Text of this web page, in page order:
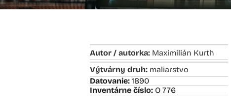
Autor / autorka: Maximilián Kurth
Výtvárny druh: maliarstvo
Datovanie: 1890
Inventárne číslo: O 776